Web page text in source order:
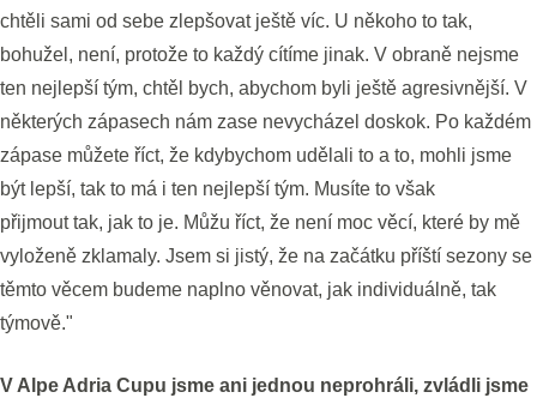
chtěli sami od sebe zlepšovat ještě víc. U někoho to tak,
bohužel, není, protože to každý cítíme jinak. V obraně nejsme
ten nejlepší tým, chtěl bych, abychom byli ještě agresivnější. V
některých zápasech nám zase nevycházel doskok. Po každém
zápase můžete říct, že kdybychom udělali to a to, mohli jsme
být lepší, tak to má i ten nejlepší tým. Musíte to však
přijmout tak, jak to je. Můžu říct, že není moc věcí, které by mě
vyloženě zklamaly. Jsem si jistý, že na začátku příští sezony se
těmto věcem budeme naplno věnovat, jak individuálně, tak
týmově."
V Alpe Adria Cupu jsme ani jednou neprohráli, zvládli jsme